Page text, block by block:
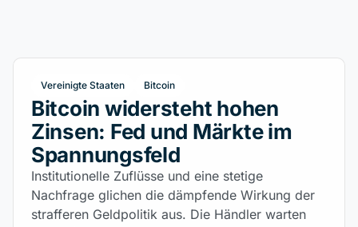
Vereinigte Staaten Bitcoin
Bitcoin widersteht hohen
Zinsen: Fed und Märkte im
Spannungsfeld
Institutionelle Zuflüsse und eine stetige
Nachfrage glichen die dämpfende Wirkung der
strafferen Geldpolitik aus. Die Händler warten